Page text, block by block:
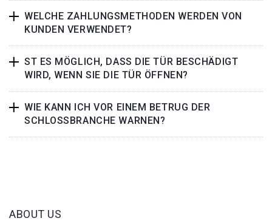
WELCHE ZAHLUNGSMETHODEN WERDEN VON
KUNDEN VERWENDET?
ST ES MÖGLICH, DASS DIE TÜR BESCHÄDIGT
WIRD, WENN SIE DIE TÜR ÖFFNEN?
WIE KANN ICH VOR EINEM BETRUG DER
SCHLOSSBRANCHE WARNEN?
ABOUT US